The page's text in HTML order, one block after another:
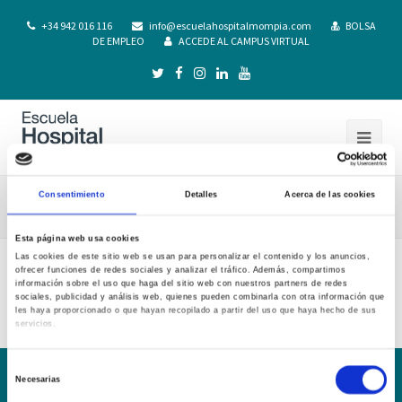
Consentimiento Detalles Acerca de las cookies
Esta página web usa cookies
Las cookies de este sitio web se usan para personalizar el contenido y los anuncios,
ofrecer funciones de redes sociales y analizar el tráfico. Además, compartimos
información sobre el uso que haga del sitio web con nuestros partners de redes
sociales, publicidad y análisis web, quienes pueden combinarla con otra información que
les haya proporcionado o que hayan recopilado a partir del uso que haya hecho de sus
servicios.
Necesarias
+34 942 016 116 info@escuelahospitalmompia.com
BOLSA
DE EMPLEO
ACCEDE AL CAMPUS VIRTUAL
Listado de profesores 20-21
Listado de profesores 20-21